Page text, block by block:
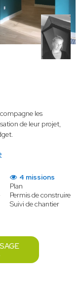
les
de leur projet,
4 missions
Plan
Permis de construire
Suivi de chantier